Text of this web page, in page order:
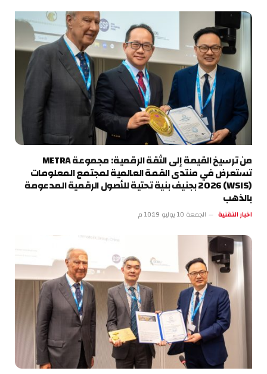
من ترسيخ القيمة إلى الثقة الرقمية: مجموعة METRA
تستعرض في منتدى القمة العالمية لمجتمع المعلومات
(WSIS) 2026 بجنيف بنية تحتية للأصول الرقمية المدعومة
بالذهب
اخبار التقنية الجمعة 10 يوليو 10:19 م